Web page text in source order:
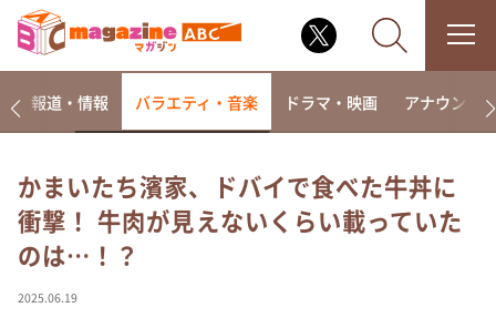
なるみ・岡村の過ぎるTV
相席食堂
これ余談なんですけど・・・
報道・情報 バラエティ・音楽 ドラマ・映画 アナウンサー
かまいたち濱家、ドバイで食べた牛丼に
衝撃！ 牛肉が見えないくらい載っていた
のは…！？
2025.06.19